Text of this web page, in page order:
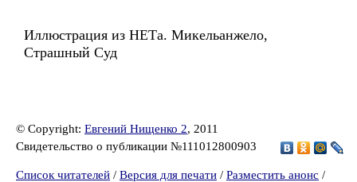
Иллюстрация из НЕТа. Микельанжело,
Страшный Суд
© Copyright: Евгений Нищенко 2, 2011
Свидетельство о публикации №111012800903
Список читателей / Версия для печати / Разместить анонс /